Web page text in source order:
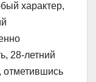
характер,
28-летний
отметившись